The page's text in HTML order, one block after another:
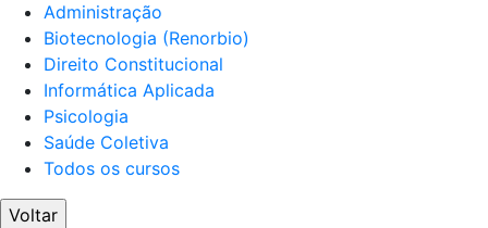
Administração
Biotecnologia (Renorbio)
Direito Constitucional
Informática Aplicada
Psicologia
Saúde Coletiva
Todos os cursos
Voltar